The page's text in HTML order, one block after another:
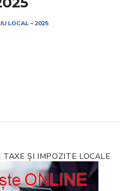
LOCAL – 2025
ȘI IMPOZITE LOCALE